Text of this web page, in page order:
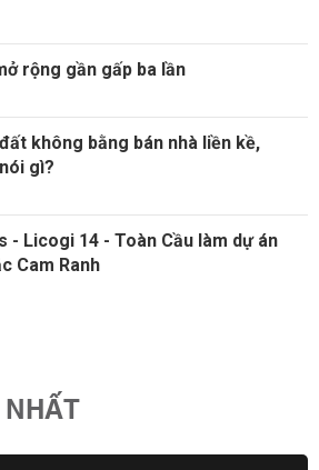
rộng gần gấp ba lần
không bằng bán nhà liền kề,
gì?
- Licogi 14 - Toàn Cầu làm dự án
Cam Ranh